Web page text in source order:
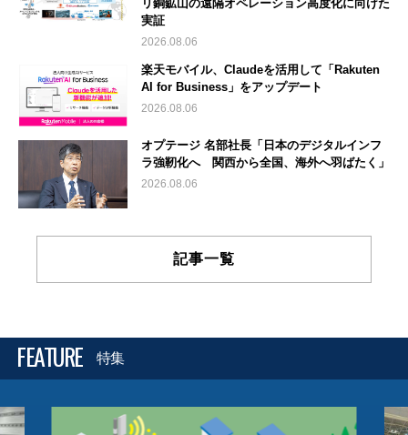
リ銅鉱山の遠隔オペレーション高度化に向けた
実証
2026.08.06
楽天モバイル、Claudeを活用して「Rakuten
AI for Business」をアップデート
2026.08.06
オプテージ 名部社長「日本のデジタルインフ
ラ強靭化へ 関西から全国、海外へ羽ばたく」
2026.08.06
記事一覧
FEATURE 特集